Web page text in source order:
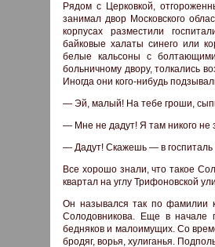
Рядом с Церковкой,
занимал двор Московского
корпусах разместили
байковые халаты синего или
белые кальсоны с
больничному двору, толкались
Иногда они кого-нибудь
— Эй, малый! На тебе гроши,
— Мне не дадут! Я там никого не
— Дадут! Скажешь — в
Все хорошо знали, что такое
квартал на углу Трифоновской
Он назывался так по фамилии
Солодовникова. Еще в начале
бедняков и малоимущих. Со
бродяг, ворья, хулиганья.